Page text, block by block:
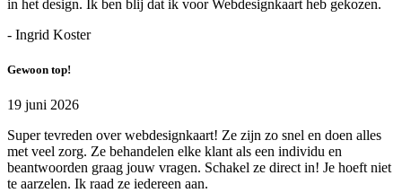
in het design. Ik ben blij dat ik voor Webdesignkaart heb gekozen.
- Ingrid Koster
Gewoon top!
19 juni 2026
Super tevreden over webdesignkaart! Ze zijn zo snel en doen alles
met veel zorg. Ze behandelen elke klant als een individu en
beantwoorden graag jouw vragen. Schakel ze direct in! Je hoeft niet
te aarzelen. Ik raad ze iedereen aan.